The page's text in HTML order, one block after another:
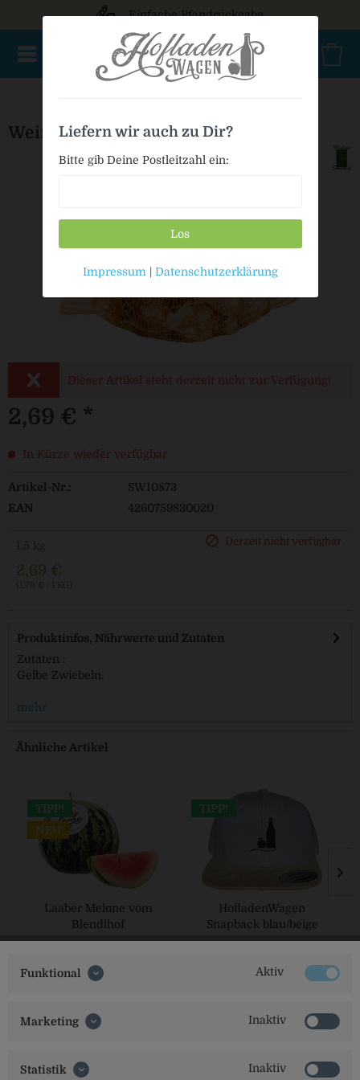
Einfache Pfandrückgabe
Weintinger Zwiebeln gelb
Dieser Artikel steht derzeit nicht zur Verfügung!
2,69 € *
In Kürze wieder verfügbar
Artikel-Nr.:
SW10873
EAN
4260759830020
2,69 €
Derzeit nicht verfügbar.
Produktinfos, Nährwerte und Zutaten
Zutaten :
Gelbe Zwiebeln.
mehr
Ähnliche Artikel
TIPP!
NEU
Laaber Melone vom
Blendlhof
TIPP!
HofladenWagen
Snapback blau/beige
Funktional Aktiv
Marketing Inaktiv
Statistik Inaktiv
Liefern wir auch zu Dir?
Bitte gib Deine Postleitzahl ein:
Los
Impressum | Datenschutzerklärung